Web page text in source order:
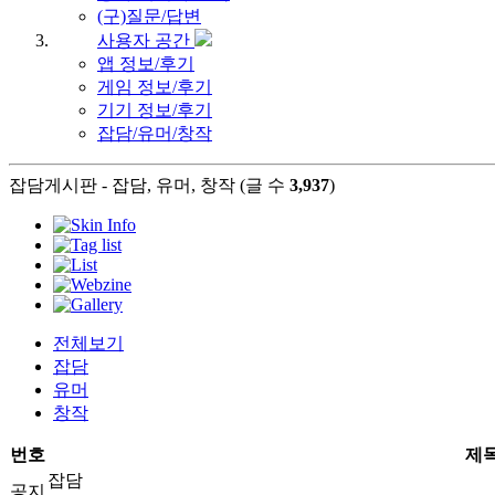
(구)질문/답변
사용자 공간
앱 정보/후기
게임 정보/후기
기기 정보/후기
잡담/유머/창작
잡담게시판 - 잡담, 유머, 창작 (글 수 3,937)
전체보기
잡담
유머
창작
번호 제
공지
잡담